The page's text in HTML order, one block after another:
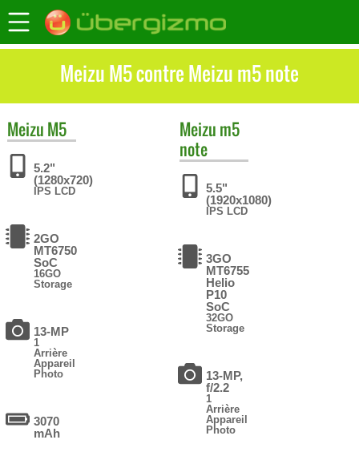
Meizu M5 contre Meizu m5 note
Meizu M5
5.2"
(1280x720)
IPS LCD
2GO
MT6750
SoC
16GO
Storage
13-MP
1
Arrière
Appareil
Photo
3070
mAh
Meizu m5
note
5.5"
(1920x1080)
IPS LCD
3GO
MT6755
Helio
P10
SoC
32GO
Storage
13-MP,
f/2.2
1
Arrière
Appareil
Photo